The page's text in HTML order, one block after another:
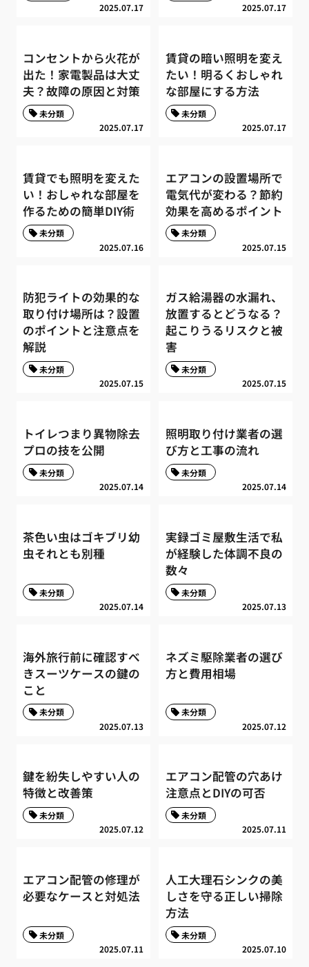
2025.07.17 2025.07.17
コンセントから火花が
出た！家電製品は大丈
夫？故障の原因と対策
2025.07.17
未分類
賃貸の暗い照明を変え
たい！明るくおしゃれ
な部屋にする方法
2025.07.17
未分類
賃貸でも照明を変えた
い！おしゃれな部屋を
作るための簡単DIY術
2025.07.16
未分類
エアコンの設置場所で
電気代が変わる？節約
効果を高めるポイント
2025.07.15
未分類
防犯ライトの効果的な
取り付け場所は？設置
のポイントと注意点を
解説
2025.07.15
未分類
ガス給湯器の水漏れ、
放置するとどうなる？
起こりうるリスクと被
害
2025.07.15
未分類
トイレつまり異物除去
プロの技を公開
2025.07.14
未分類
照明取り付け業者の選
び方と工事の流れ
2025.07.14
未分類
茶色い虫はゴキブリ幼
虫それとも別種
2025.07.14
未分類
実録ゴミ屋敷生活で私
が経験した体調不良の
数々
2025.07.13
未分類
海外旅行前に確認すべ
きスーツケースの鍵の
こと
2025.07.13
未分類
ネズミ駆除業者の選び
方と費用相場
2025.07.12
未分類
鍵を紛失しやすい人の
特徴と改善策
2025.07.12
未分類
エアコン配管の穴あけ
注意点とDIYの可否
2025.07.11
未分類
エアコン配管の修理が
必要なケースと対処法
2025.07.11
未分類
人工大理石シンクの美
しさを守る正しい掃除
方法
2025.07.10
未分類